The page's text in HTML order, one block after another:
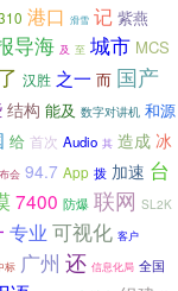
港口 滑雪 记 紫燕
导海 及 至 城市 MCS
汉胜 之一 而 国产
结构 能及 数字对讲机 和源
给 首次 Audio 其 造成 冰
会 94.7 App 拨 加速 台
7400 防爆 联网 SL2K
专业 可视化 客户
标 广州 还 信息化局 全国